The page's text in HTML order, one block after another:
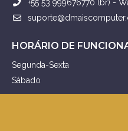
+55 53 999676770 (br) -
HORÁRIO DE
Segunda-Sexta
Sábado